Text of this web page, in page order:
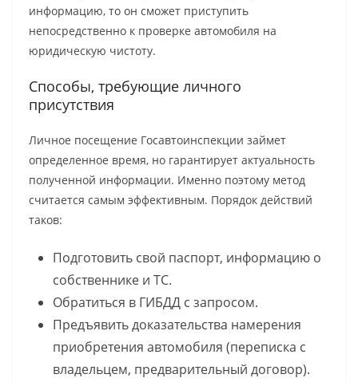
информацию, то он сможет приступить
непосредственно к проверке автомобиля на
юридическую чистоту.
Способы, требующие личного
присутствия
Личное посещение Госавтоинспекции займет
определенное время, но гарантирует актуальность
полученной информации. Именно поэтому метод
считается самым эффективным. Порядок действий
таков:
Подготовить свой паспорт, информацию о
собственнике и ТС.
Обратиться в ГИБДД с запросом.
Предъявить доказательства намерения
приобретения автомобиля (переписка с
владельцем, предварительный договор).